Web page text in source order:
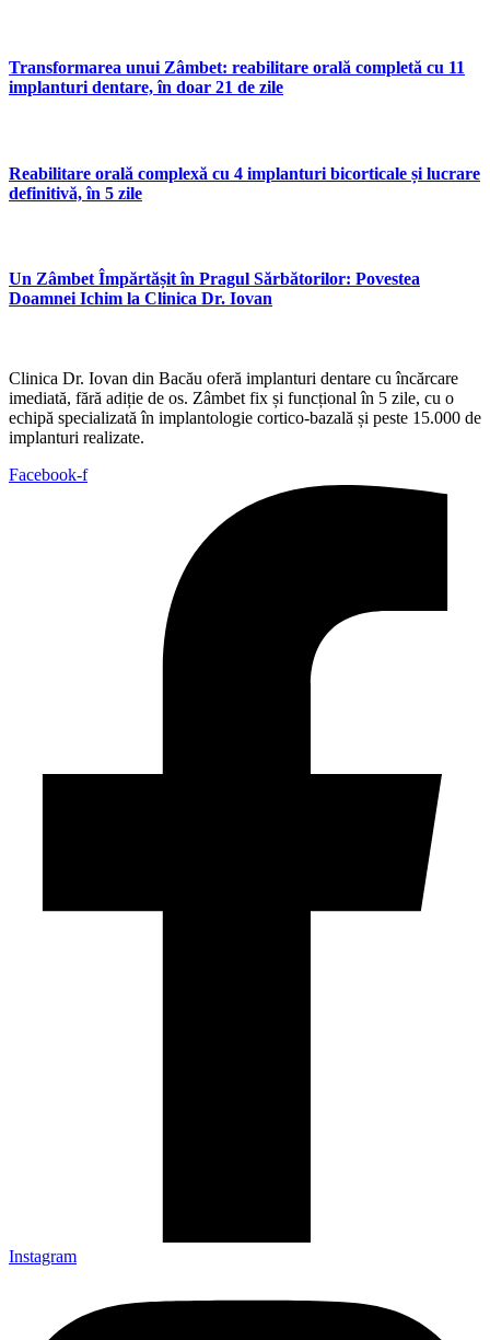
Transformarea unui Zâmbet: reabilitare orală completă cu 11
implanturi dentare, în doar 21 de zile
Reabilitare orală complexă cu 4 implanturi bicorticale și lucrare
definitivă, în 5 zile
Un Zâmbet Împărtășit în Pragul Sărbătorilor: Povestea
Doamnei Ichim la Clinica Dr. Iovan
Clinica Dr. Iovan din Bacău oferă implanturi dentare cu încărcare
imediată, fără adiție de os. Zâmbet fix și funcțional în 5 zile, cu o
echipă specializată în implantologie cortico-bazală și peste 15.000 de
implanturi realizate.
Facebook-f
Instagram